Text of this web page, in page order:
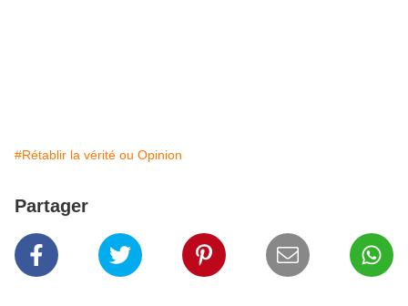
#Rétablir la vérité ou Opinion
Partager